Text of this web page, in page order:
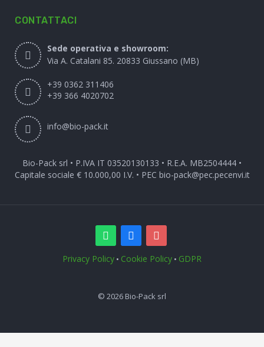
CONTATTACI
Sede operativa e showroom:
Via A. Catalani 85. 20833 Giussano (MB)
+39 0362 311406
+39 366 4020702
info@bio-pack.it
Bio-Pack srl • P.IVA IT 03520130133 • R.E.A. MB2504444 •
Capitale sociale € 10.000,00 I.V. • PEC bio-pack@pec.pecenvi.it
Privacy Policy • Cookie Policy • GDPR
© 2026 Bio-Pack srl